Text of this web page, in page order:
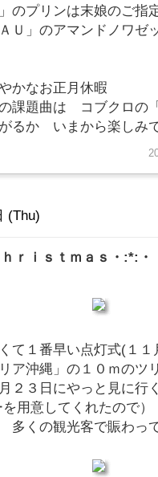
のプリンは末娘のご指
Ｕ」のアマンドノワゼ
かなお正月休暇
課題曲は コブクロの
るか いまから楽しみ
(Thu)
ｒｉｓｔｍａｓ・:*:
て１番早い点灯式(１１
ア沖縄」の１０ｍのツ
２３日にやっと見に行
用意してくれたので）
多くの観光客で賑わっ